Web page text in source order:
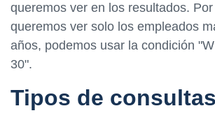
queremos ver en los resultados.
queremos ver solo los empleados
años, podemos usar la condición
30".
Tipos de